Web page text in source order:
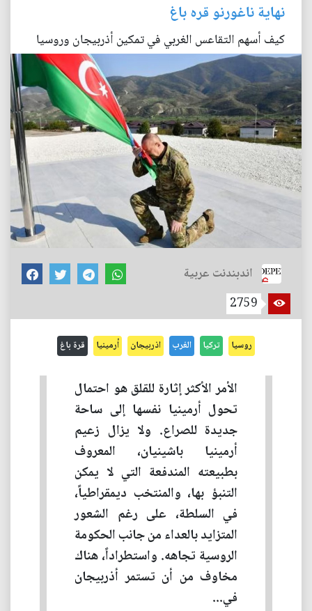
نهاية ناغورنو قره باغ
كيف أسهم التقاعس الغربي في تمكين أذربيجان وروسيا
اندبندنت عربية
2759
روسيا تركيا الغرب اذربيجان أرمينيا قرة باغ
الأمر الأكثر إثارة للقلق هو احتمال
تحول أرمينيا نفسها إلى ساحة
جديدة للصراع. ولا يزال زعيم
أرمينيا باشينيان، المعروف
بطبيعته المندفعة التي لا يمكن
التنبؤ بها، والمنتخب ديمقراطياً،
في السلطة، على رغم الشعور
المتزايد بالعداء من جانب الحكومة
الروسية تجاهه. واستطراداً، هناك
مخاوف من أن تستمر أذربيجان
في...